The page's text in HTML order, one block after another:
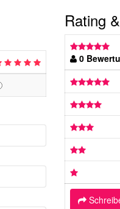
Rating
0